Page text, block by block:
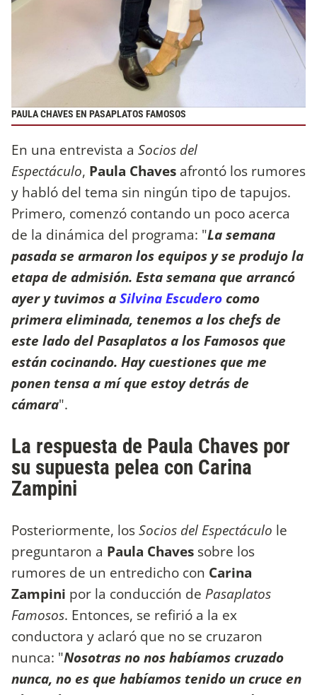
PAULA CHAVES EN PASAPLATOS FAMOSOS
En una entrevista a Socios del
Espectáculo, Paula Chaves afrontó los rumores
y habló del tema sin ningún tipo de tapujos.
Primero, comenzó contando un poco acerca
de la dinámica del programa: "La semana
pasada se armaron los equipos y se produjo la
etapa de admisión. Esta semana que arrancó
ayer y tuvimos aSilvina Escuderocomo
primera eliminada, tenemos a los chefs de
este lado del Pasaplatos a los Famosos que
están cocinando. Hay cuestiones que me
ponen tensa a mí que estoy detrás de
cámara".
La respuesta de Paula Chaves por
su supuesta pelea con Carina
Zampini
Posteriormente, losSocios del Espectáculo le
preguntaron a Paula Chaves sobre los
rumores de un entredicho con Carina
Zampini por la conducción de Pasaplatos
Famosos. Entonces, se refirió a la ex
conductora y aclaró que no se cruzaron
nunca: "Nosotras no nos habíamos cruzado
nunca, no es que habíamos tenido un cruce en